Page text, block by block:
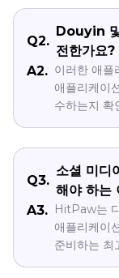
Q2.
Douyin
전한가요?
A2. 이러한 애플
애플리케이
수하는지 확
Q3.
소셜 미디
해야 하는
A3. HitPaw는
애플리케이
준비하는 최